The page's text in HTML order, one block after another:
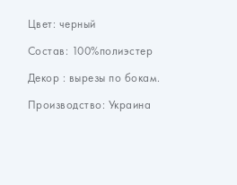
Цвет: черный
Состав: 100%полиэстер
Декор : вырезы по бокам.
Производство: Украина